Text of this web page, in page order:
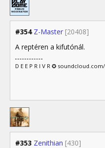
#354 Z-Master [20408]
A reptéren a kifutónál.
D E E P R I V R ✪
#353 Zenithian [430]